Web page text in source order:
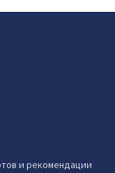
и рекомендации